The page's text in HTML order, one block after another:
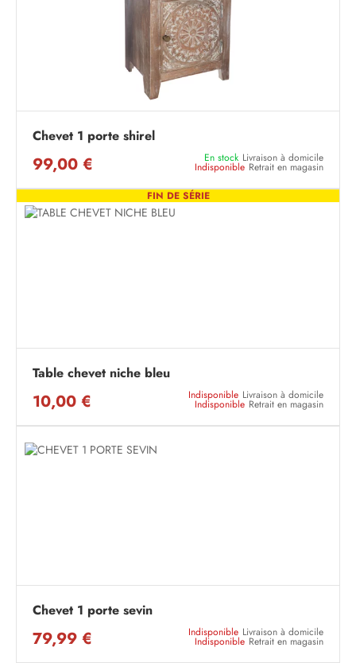
Chevet 1 porte shirel
99,00 € En stock Livraison à domicile
Indisponible Retrait en magasin
FIN DE SÉRIE
Table chevet niche bleu
10,00 € Indisponible Livraison à domicile
Indisponible Retrait en magasin
Chevet 1 porte sevin
79,99 € Indisponible Livraison à domicile
Indisponible Retrait en magasin